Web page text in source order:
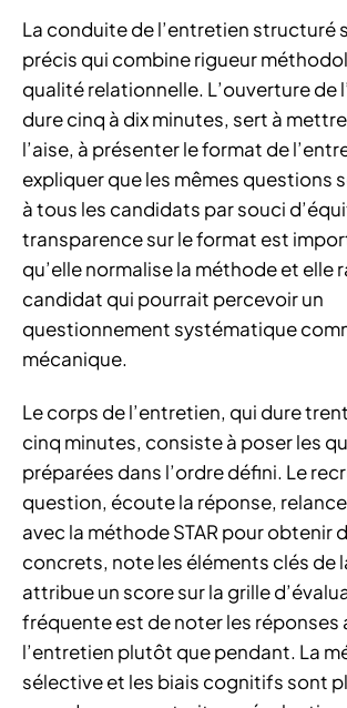
La conduite de l’entretien structuré
précis qui combine rigueur
qualité relationnelle. L’ouverture de
dure cinq à dix minutes, sert à
l’aise, à présenter le format de
expliquer que les mêmes questions
à tous les candidats par souci
transparence sur le format est
qu’elle normalise la méthode et elle
candidat qui pourrait percevoir un
questionnement systématique
mécanique.
Le corps de l’entretien, qui dure
cinq minutes, consiste à poser les
préparées dans l’ordre défini. Le
question, écoute la réponse,
avec la méthode STAR pour obtenir
concrets, note les éléments clés de
attribue un score sur la grille
fréquente est de noter les réponses
l’entretien plutôt que pendant. La
sélective et les biais cognitifs sont